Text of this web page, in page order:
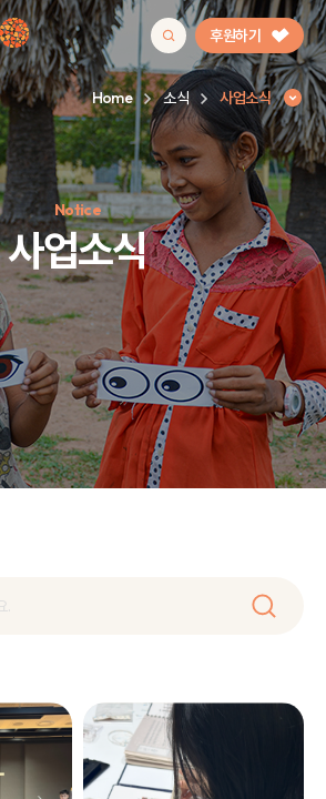
후원하기
이스#캠페인#팬덤후원
Home 소식 사업소식
Notice
사업소식